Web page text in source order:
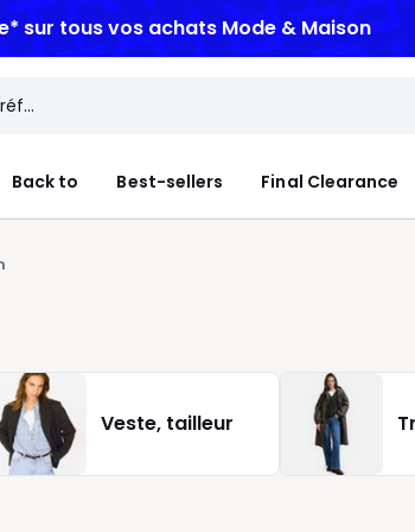
sur tous vos achats Mode & Maison
Back to Best-sellers Final Clearance
Veste, tailleur